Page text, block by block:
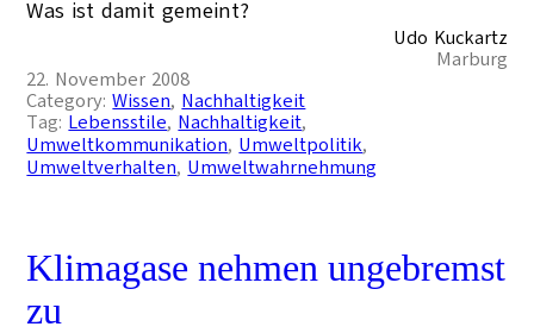
Was ist damit gemeint?
Udo Kuckartz
Marburg
22. November 2008
Category:Wissen, Nachhaltigkeit
Tag: Lebensstile, Nachhaltigkeit
Umweltkommunikation, Umweltpolitik
Umweltverhalten, Umweltwahrnehmung
Klimagase nehmen ungebremst
zu